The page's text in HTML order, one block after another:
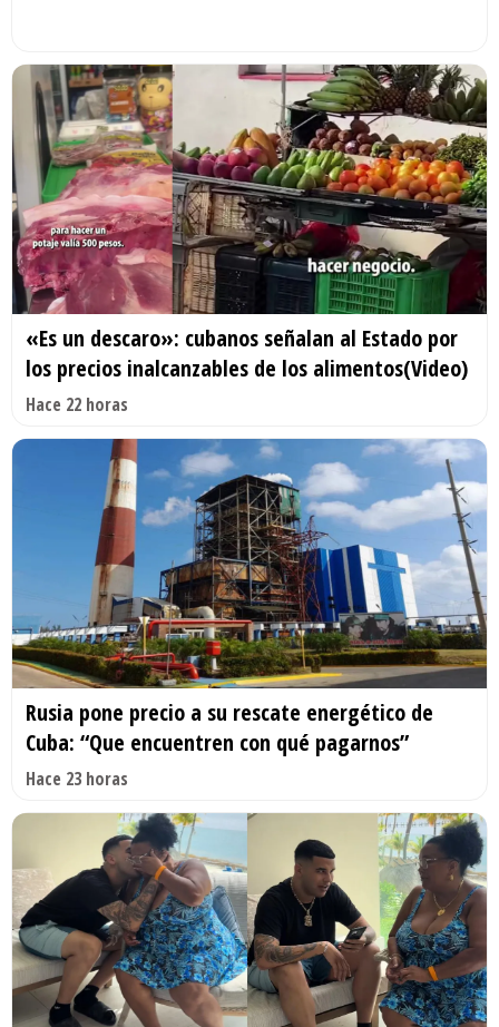
«Es un descaro»: cubanos señalan al Estado por
los precios inalcanzables de los alimentos(Video)
Hace 22 horas
Rusia pone precio a su rescate energético de
Cuba: “Que encuentren con qué pagarnos”
Hace 23 horas